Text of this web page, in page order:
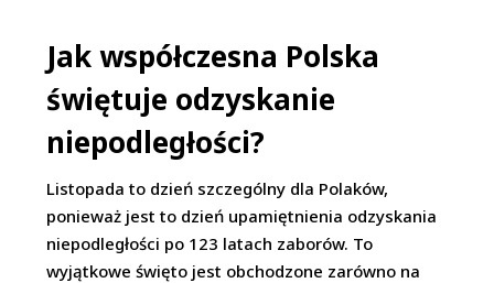
Jak współczesna Polska
świętuje odzyskanie
niepodległości?
Listopada to dzień szczególny dla Polaków,
ponieważ jest to dzień upamiętnienia odzyskania
niepodległości po 123 latach zaborów. To
wyjątkowe święto jest obchodzone zarówno na